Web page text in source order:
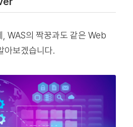
WAS의 짝꿍과도 같은 Web
아보겠습니다.